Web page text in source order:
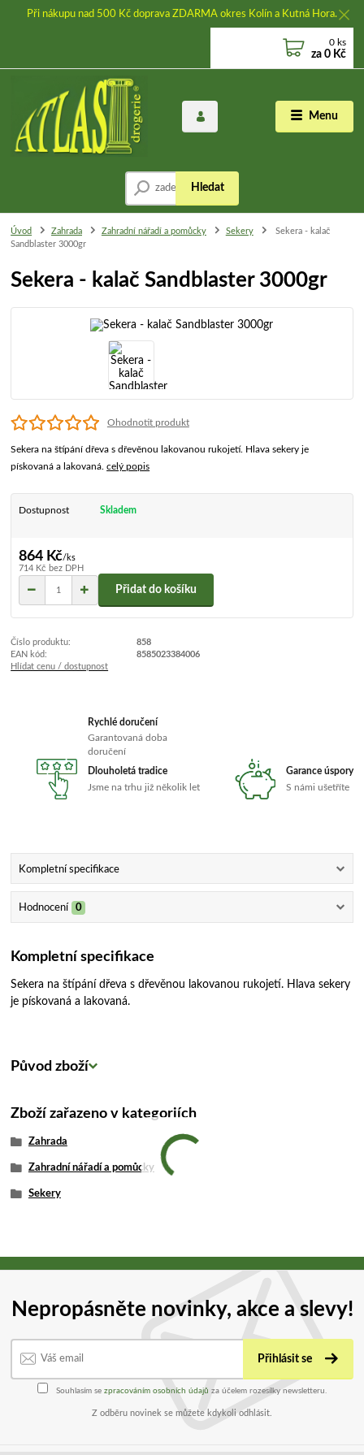
Při nákupu nad 500 Kč doprava ZDARMA okres Kolín a Kutná Hora.
Menu
Hledat
0 ks
za 0 Kč
Úvod Zahrada Zahradní nářadí a pomůcky Sekery
Sekera - kalač
Sandblaster 3000gr
Sekera - kalač Sandblaster 3000gr
Ohodnotit produkt
Sekera na štípání dřeva s dřevěnou lakovanou rukojetí. Hlava sekery je
pískovaná a lakovaná.celý popis
Dostupnost Skladem
864 Kč/ks
714 Kč bez DPH
Přidat do košíku
Číslo produktu:
858
EAN kód:
8585023384006
Hlídat cenu / dostupnost
Rychlé doručení
Garantovaná doba
doručení
Dlouholetá tradice
Jsme na trhu již několik let
Garance úspory
S námi ušetříte
Kompletní specifikace
Hodnocení 0
Kompletní specifikace
Sekera na štípání dřeva s dřevěnou lakovanou rukojetí. Hlava sekery
je pískovaná a lakovaná.
Původ zboží
Zboží zařazeno v kategoriích
Zahrada
Zahradní nářadí a pomůcky
Sekery
Nepropásněte novinky, akce a slevy!
Přihlásit se
Souhlasím se zpracováním osobních údajů za účelem rozesílky newsletteru.
Z odběru novinek se můžete kdykoli odhlásit.